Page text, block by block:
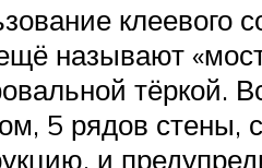
клеевого
называют
тёркой.
5 рядов стены,
и